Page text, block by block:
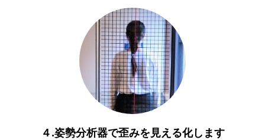
４.姿勢分析器で歪みを見える化します